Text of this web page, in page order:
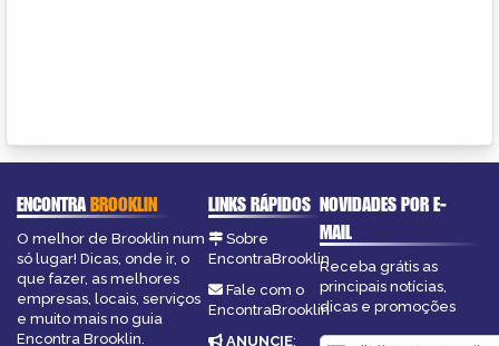
ENCONTRABROOKLIN
O melhor de Brooklin num
só lugar! Dicas, onde ir, o
que fazer, as melhores
empresas, locais, serviços
e muito mais no guia
Encontra Brooklin.
LINKS RÁPIDOS
Sobre
EncontraBrooklin
Fale com o
EncontraBrooklin
ANUNCIE:
NOVIDADES POR E-
MAIL
Receba grátis as
principais notícias,
dicas e promoções